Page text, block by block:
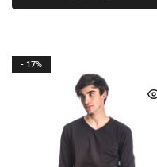
- 17%